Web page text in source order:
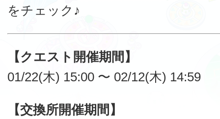
をチェック♪
【クエスト開催期間】
01/22(木) 15:00 〜 02/12(木) 14:59
【交換所開催期間】